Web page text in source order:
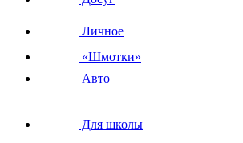
Личное
«Шмотки»
Авто
Для школы